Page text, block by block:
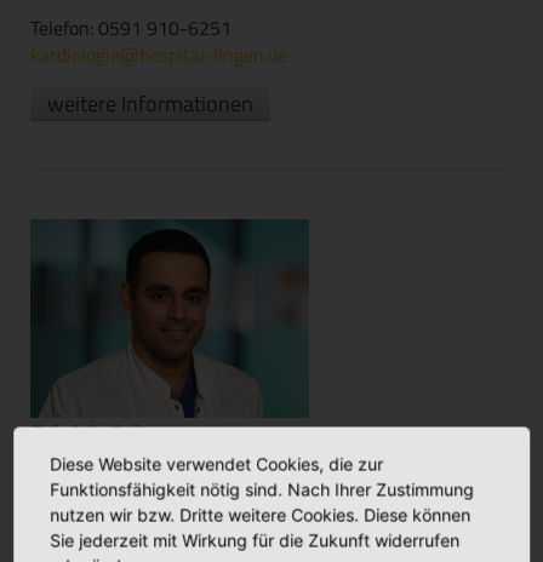
Telefon: 0591 910-6251
kardiologie@hospital-lingen.de
weitere Informationen
Fabrizio Achon
Oberarzt
Telefon: 0591 910-6251
kardiologie@hospital-lingen.de
Diese Website verwendet Cookies, die zur
Funktionsfähigkeit nötig sind. Nach Ihrer Zustimmung
nutzen wir bzw. Dritte weitere Cookies. Diese können
Sie jederzeit mit Wirkung für die Zukunft widerrufen